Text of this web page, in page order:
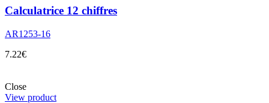
Calculatrice 12 chiffres
AR1253-16
7.22€
Close
View product